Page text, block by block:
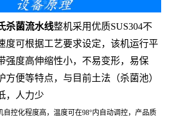
杀菌流水线整机采用优质SUS304不
度可根据工艺要求设定，该机运行平
强度高伸缩性小，不易变形，易保
方便等特点，与目前土法（杀菌池）
，人力少
自控化程度高，温度可在98°内自动调控，产品质